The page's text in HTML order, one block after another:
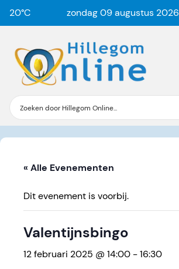
20°C zondag 09 augustus 2026
« Alle Evenementen
Dit evenement is voorbij.
Valentijnsbingo
12 februari 2025 @ 14:00 -16:30